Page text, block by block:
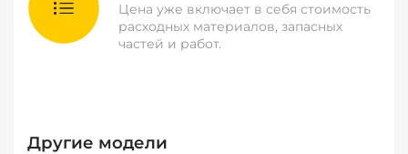
Цена уже включает в себя стоимость
расходных материалов, запасных
частей и работ.
Другие модели